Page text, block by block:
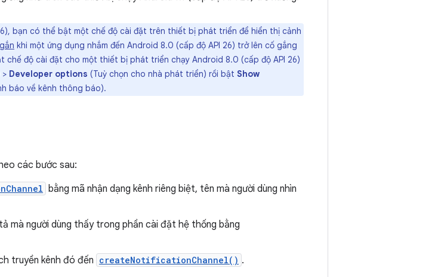
bạn có thể bật một chế độ cài đặt trên thiết bị phát triển để hiển thị cảnh
khi một ứng dụng nhắm đến Android 8.0 (cấp độ API 26) trở lên cố gắng
chế độ cài đặt cho một thiết bị phát triển chạy Android 8.0 (cấp độ API 26)
Developer options (Tuỳ chọn cho nhà phát triển) rồi bật Show
báo về kênh thông báo).
các bước sau:
bằng mã nhận dạng kênh riêng biệt, tên mà người dùng nhìn
mà người dùng thấy trong phần cài đặt hệ thống bằng
truyền kênh đó đến createNotificationChannel() .